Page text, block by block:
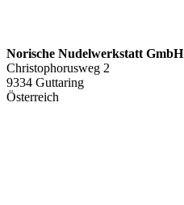
Norische Nudelwerkstatt GmbH
Christophorusweg 2
9334 Guttaring
Österreich